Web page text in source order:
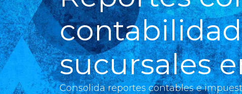
sucursales
Consolida reportes contables e